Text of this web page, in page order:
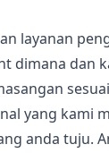
layanan
dimana dan
yang kami
anda tuju.